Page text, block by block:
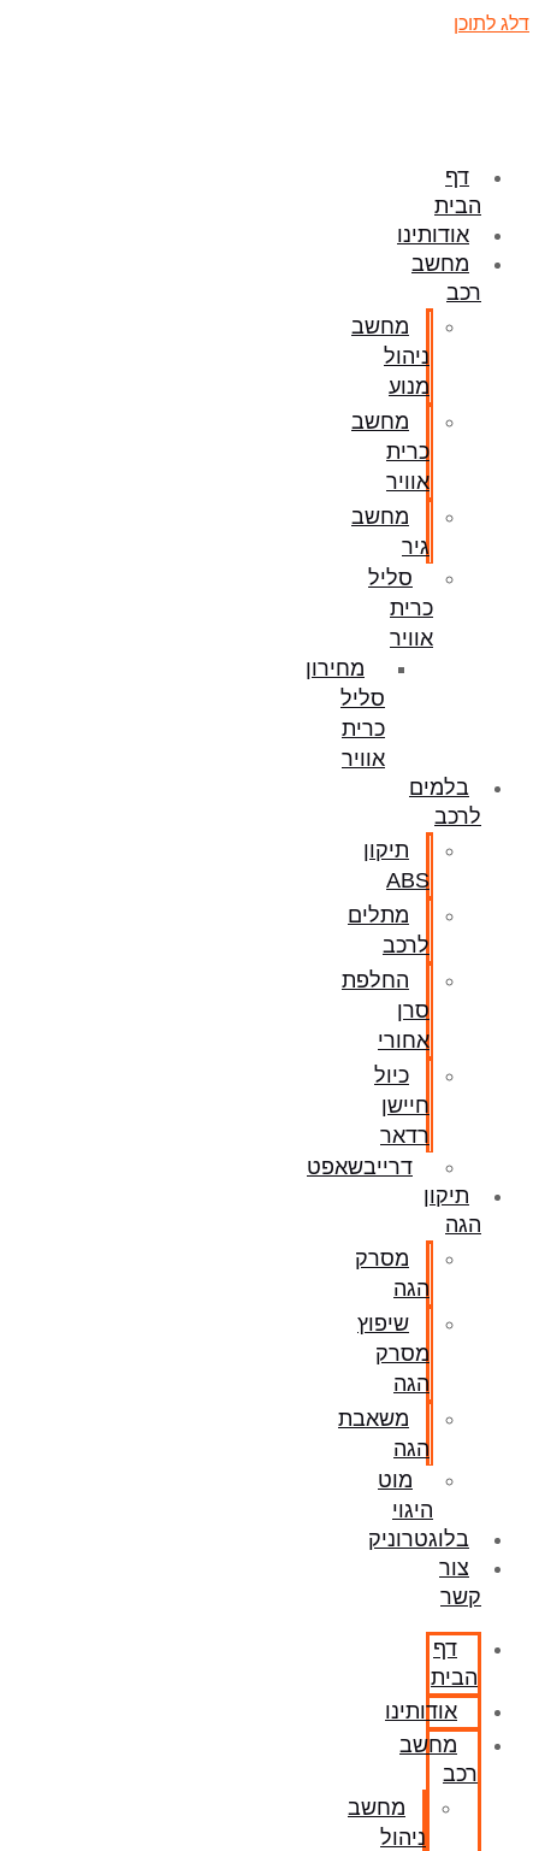
דלג לתוכן
דף
הבית
אודותינו
מחשב
רכב
מחשב
ניהול
מנוע
מחשב
כרית
אוויר
מחשב
גיר
סליל
כרית
אוויר
מחירון
סליל
כרית
אוויר
בלמים
לרכב
תיקון
ABS
מתלים
לרכב
החלפת
סרן
אחורי
כיול
חיישן
רדאר
דרייבשאפט
תיקון
הגה
מסרק
הגה
שיפוץ
מסרק
הגה
משאבת
הגה
מוט
היגוי
בלוגטרוניק
צור
קשר
דף
הבית
אודותינו
מחשב
רכב
מחשב
ניהול